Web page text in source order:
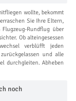
wollte, bekommt
Sie Ihre Eltern,
Rundflug über
Ob alteingesessen
verblüfft jeden
und alle
durchgleiten. Abheben
noch